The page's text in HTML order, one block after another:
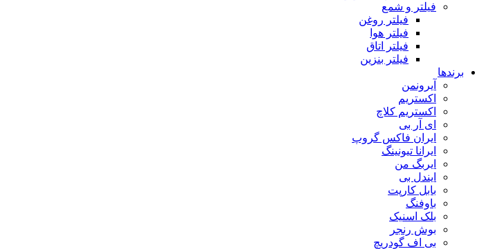
فیلتر و شمع
فیلتر روغن
فیلتر هوا
فیلتر اتاق
فیلتر بنزین
برندها
آیرونمن
اکستریم
اکستریم کلاچ
ای آر بی
ایران فاکس گروپ
ایرانا تیونینگ
ایربگ من
ایندل بی
بابل کارپت
باوفنگ
بلک اسنیک
بوش رنجر
بی اف گودریچ